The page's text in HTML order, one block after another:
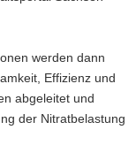
werden dann
Effizienz und
abgeleitet und
der Nitratbelastung